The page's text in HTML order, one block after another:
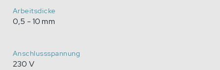
Arbeitsdicke
0,5 - 10 mm
Anschlussspannung
230 V